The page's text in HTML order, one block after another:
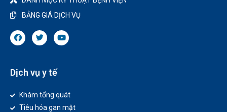
BẢNG GIÁ DỊCH VỤ
Dịch vụ y tế
Khám tổng quát
Tiêu hóa gan mật